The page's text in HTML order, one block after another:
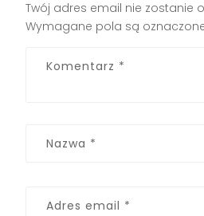
Twój adres email nie zostanie
Wymagane pola są